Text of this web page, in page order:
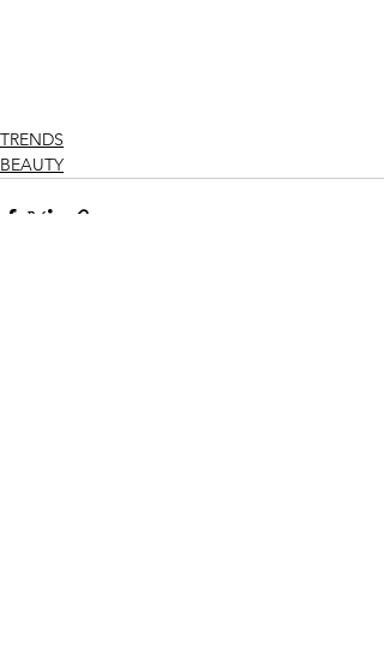
TRENDS
BEAUTY